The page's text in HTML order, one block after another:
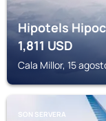
Hipotels
1,811USD
Cala Millor, 15
SON SERVERA